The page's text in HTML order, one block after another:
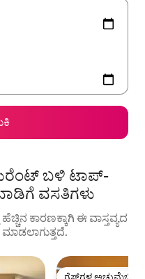
ಬಳಿ ಟಾಪ್-
ವಸತಿಗಳು
ಹೆಚ್ಚಿನ ಕಾರಣಕ್ಕಾಗಿ ಈ ವಾಸ್ತವ್ಯದ
ಮಾಡಲಾಗುತ್ತದೆ.